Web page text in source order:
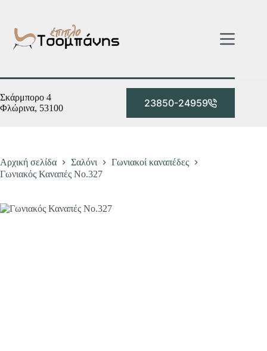
περιεχόμενο
Σκάρμπορο 4
Φλώρινα, 53100
23850-24959
Αρχική σελίδα Σαλόνι
Γωνιακοί καναπέδες
Γωνιακός Καναπές Νο.327